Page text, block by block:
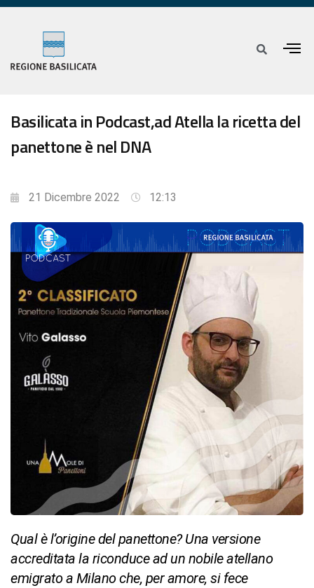
Basilicata in Podcast,ad Atella la ricetta del
panettone è nel DNA
21 Dicembre 2022 12:13
Qual è l’origine del panettone? Una versione
accreditata la riconduce ad un nobile atellano
emigrato a Milano che, per amore, si fece